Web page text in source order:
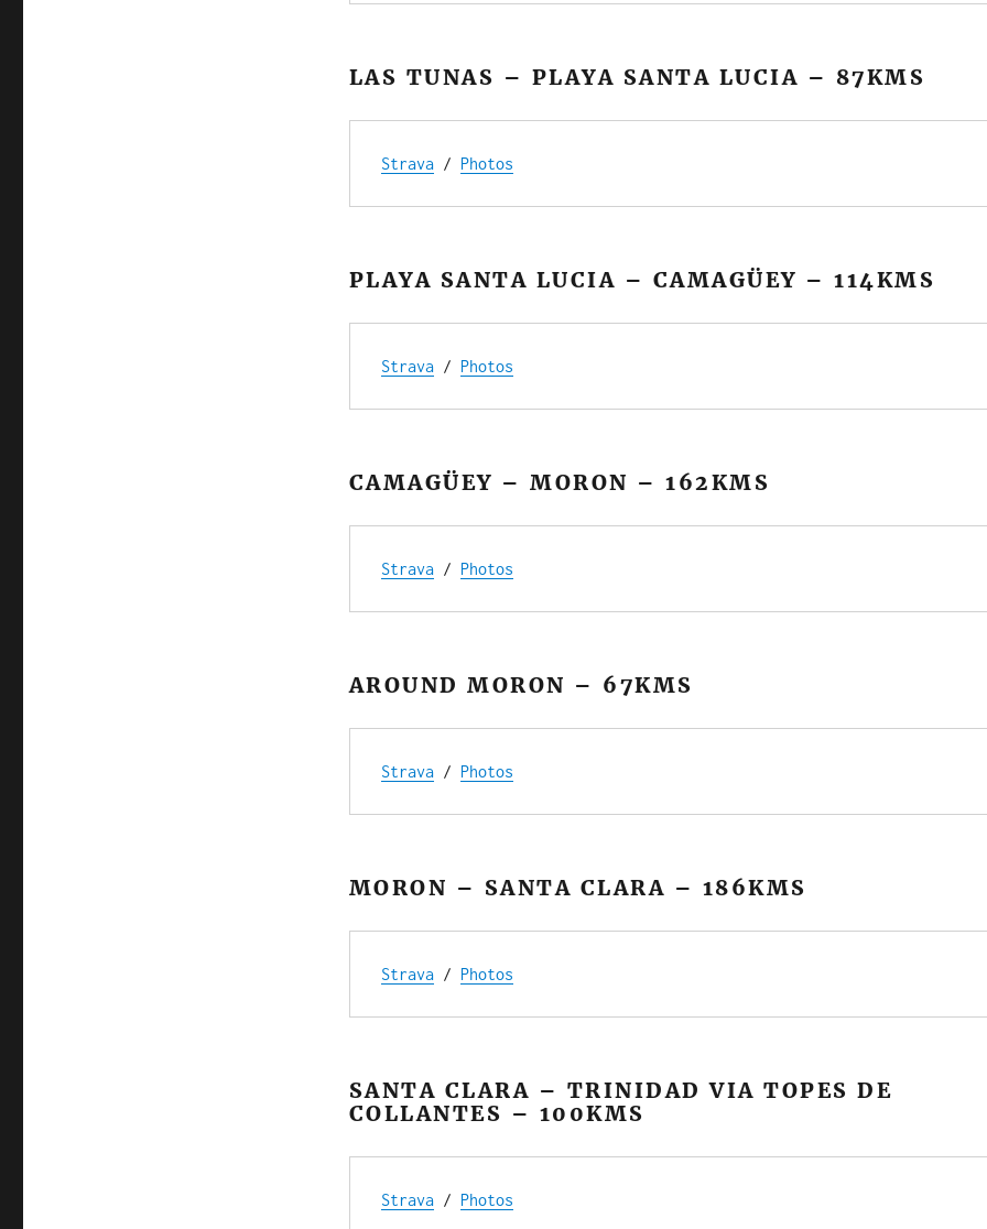
LAS TUNAS – PLAYA SANTA LUCIA – 87KMS
Strava / Photos
PLAYA SANTA LUCIA – CAMAGÜEY – 114KMS
Strava / Photos
CAMAGÜEY – MORON – 162KMS
Strava / Photos
AROUND MORON – 67KMS
Strava / Photos
MORON – SANTA CLARA – 186KMS
Strava / Photos
SANTA CLARA – TRINIDAD VIA TOPES DE
COLLANTES – 100KMS
Strava / Photos